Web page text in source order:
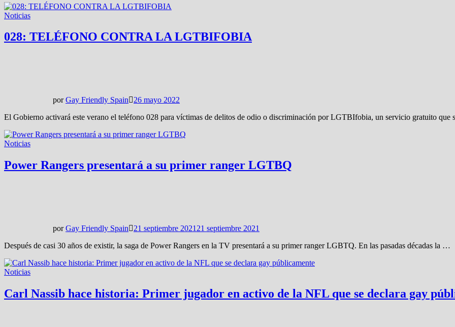
Noticias
028: TELÉFONO CONTRA LA LGTBIFOBIA
porGay Friendly Spain
26 mayo 2022
El Gobierno activará este verano el teléfono 028 para víctimas de delitos de odio o discriminación por LGTBIfobia, un servicio gratuito que
Noticias
Power Rangers presentará a su primer ranger LGTBQ
porGay Friendly Spain 21 septiembre 2021 21 septiembre 2021
Después de casi 30 años de existir, la saga de Power Rangers en la TV presentará a su primer ranger LGBTQ. En las pasadas décadas la …
Noticias
Carl Nassib hace historia: Primer jugador en activo de la NFL que se declara gay